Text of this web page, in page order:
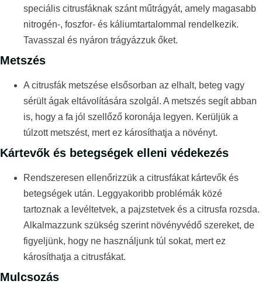
speciális citrusfáknak szánt műtrágyát, amely magasabb
nitrogén-, foszfor- és káliumtartalommal rendelkezik.
Tavasszal és nyáron trágyázzuk őket.
Metszés
A citrusfák metszése elsősorban az elhalt, beteg vagy
sérült ágak eltávolítására szolgál. A metszés segít abban
is, hogy a fa jól szellőző koronája legyen. Kerüljük a
túlzott metszést, mert ez károsíthatja a növényt.
Kártevők és betegségek elleni védekezés
Rendszeresen ellenőrizzük a citrusfákat kártevők és
betegségek után. Leggyakoribb problémák közé
tartoznak a levéltetvek, a pajzstetvek és a citrusfa rozsda.
Alkalmazzunk szükség szerint növényvédő szereket, de
figyeljünk, hogy ne használjunk túl sokat, mert ez
károsíthatja a citrusfákat.
Mulcsozás